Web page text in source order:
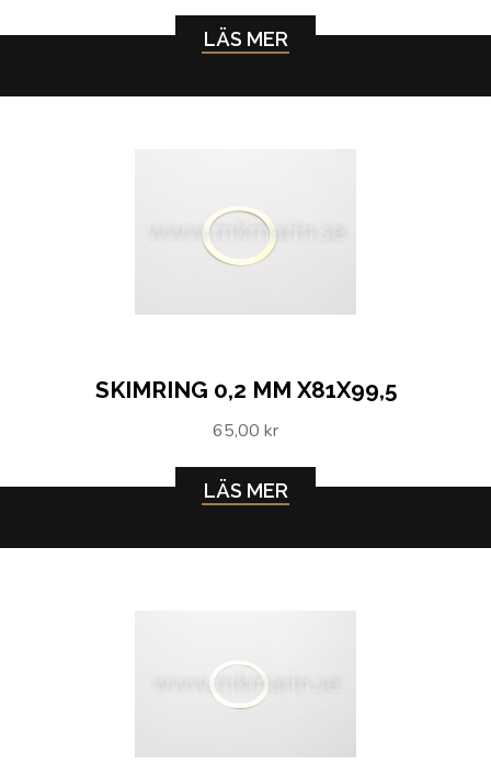
LÄS MER
SKIMRING 0,2 MM X81X99,5
65,00 kr
LÄS MER